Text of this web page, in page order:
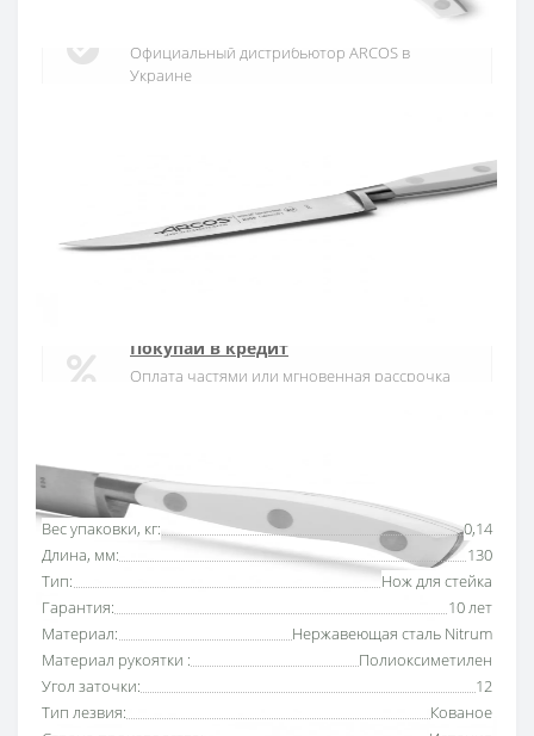
Основные характеристики
Вес упаковки, кг:
0,14
Длина, мм:
130
Тип:
Нож для стейка
Гарантия:
10 лет
Материал:
Нержавеющая сталь Nitrum
Материал рукоятки :
Полиоксиметилен
Угол заточки:
12
Тип лезвия:
Кованое
Официальный дистрибьютор ARCOS в
Украине
Доставка в течении 1-3 дней по Украине
Гарантия качества
Покупай в кредит
Оплата частями или мгновенная рассрочка